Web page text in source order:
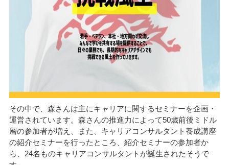
その中で、森さんは主にキャリアに関するセミナーを企画・
運営されています。森さんの推進力によって50歳前後ミドル
層の参加者が増え、また、キャリアコンサルタント養成講座
の紹介セミナーを行ったところ、紹介セミナーの参加者か
ら、24名ものキャリアコンサルタントが誕生されたそうで